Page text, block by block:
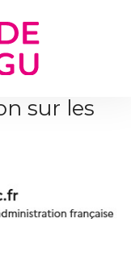
sur les